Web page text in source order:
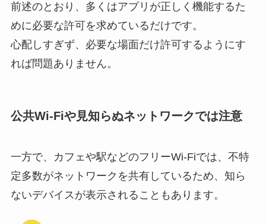
前述のとおり、多くはアプリが正しく機能するた
めに必要な許可を求めているだけです。
心配しすぎず、必要な場面だけ許可するようにす
れば問題ありません。
公共Wi-Fiや見知らぬネットワークでは注意
一方で、カフェや駅などのフリーWi-Fiでは、不特
定多数がネットワークを共有しているため、知ら
ないデバイスが表示されることもあります。